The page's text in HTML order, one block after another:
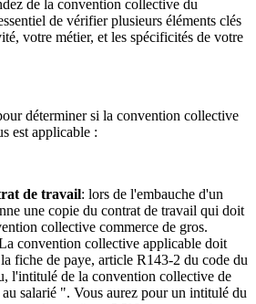
de la convention collective du
de vérifier plusieurs éléments clés
votre métier, et les spécificités de votre
déterminer si la convention collective
est applicable :
de travail: lors de l'embauche d'un
une copie du contrat de travail qui doit
collective commerce de gros.
convention collective applicable doit
fiche de paye, article R143-2 du code du
l'intitulé de la convention collective de
salarié ". Vous aurez pour un intitulé du